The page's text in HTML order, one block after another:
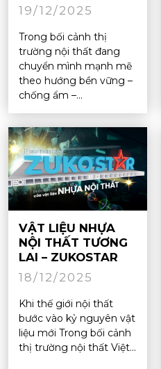
19/12/2025
Trong bối cảnh thị
trường nội thất đang
chuyển mình mạnh mẽ
theo hướng bền vững –
chống ẩm –...
VẬT LIỆU NHỰA
NỘI THẤT TƯƠNG
LAI – ZUKOSTAR
18/12/2025
Khi thế giới nội thất
bước vào kỷ nguyên vật
liệu mới Trong bối cảnh
thị trường nội thất Việt...